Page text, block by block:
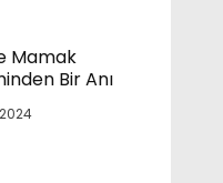
Mamak
Bir Anı